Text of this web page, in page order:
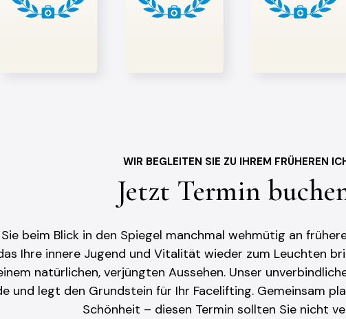
WIR BEGLEITEN SIE ZU IHREM FRÜHEREN
Jetzt Termin
Sie beim Blick in den Spiegel manchmal wehmütig an
Ihre innere Jugend und Vitalität wieder zum Leuchten
natürlichen, verjüngten Aussehen. Unser
und legt den Grundstein für Ihr Facelifting. Gemeinsam
Schönheit – diesen Termin sollten Sie nicht